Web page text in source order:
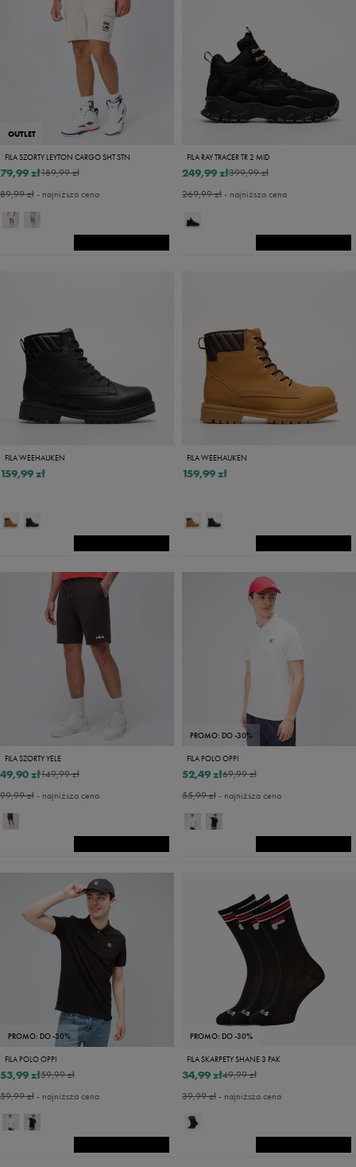
OUTLET
FILA SZORTY LEYTON CARGO SHT STN
189,99 zł
79,99 zł
89,99 zł- najniższa cena
FILA RAY TRACER TR 2 MID
399,99 zł
249,99 zł
269,99 zł- najniższa cena
FILA WEEHAUKEN
159,99 zł
FILA WEEHAUKEN
159,99 zł
FILA SZORTY YELE
149,99 zł
49,90 zł
99,99 zł- najniższa cena
PROMO: DO -30%
FILA POLO OPPI
69,99 zł
52,49 zł
55,99 zł- najniższa cena
PROMO: DO -30%
FILA POLO OPPI
59,99 zł
53,99 zł
59,99 zł- najniższa cena
PROMO: DO -30%
FILA SKARPETY SHANE 3 PAK
49,99 zł
34,99 zł
39,99 zł- najniższa cena